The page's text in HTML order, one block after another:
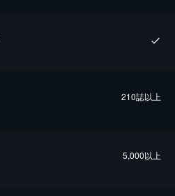
210誌以上
5,000以上